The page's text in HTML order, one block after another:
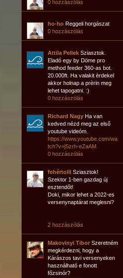
0 hozzászólás
ho-ho Reggeli horgászat
0 hozzászólás
Attila Pellek Sziasztok.
Eladó egy by Döme pro
method feeder 360-as bot.
20.000ft. Ha valakit èrdekel
akkor holnap a prèrin meg
lehet tapogatni. :)
0 hozzászólás
Richard Nagy Ha van
kedved nézd meg az első
youtube videóm.
https://www.youtube.com/wa
tch?v=jSzrh-eZaAM
0 hozzászólás
fehértolll Sziasztok!
Szektor 1-ben gazdag új
esztendőt!
Doki, mikor lehet a 2022-es
versenynaptárat meglesni?
2 hozzászólás
Makovinyi Tibor Szeretném
megkérdezni, hogy a
Kárászos tavi versenyeken
használható e fonott
főzsinór?